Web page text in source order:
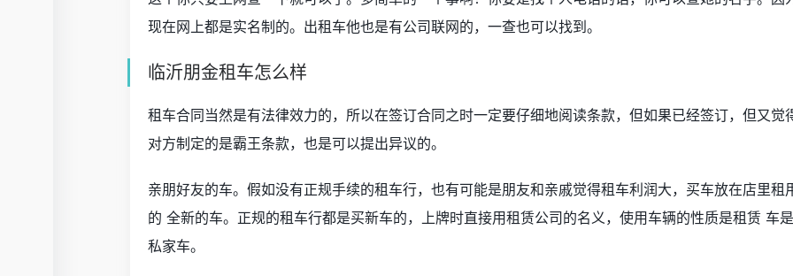
现在网上都是实名制的。出租车他也是有公司联网的，一查也可以找到。
临沂朋金租车怎么样
租车合同当然是有法律效力的，所以在签订合同之时一定要仔细地阅读条款，但如果已经签订，但又觉
对方制定的是霸王条款，也是可以提出异议的。
亲朋好友的车。假如没有正规手续的租车行，也有可能是朋友和亲戚觉得租车利润大，买车放在店里租
的 全新的车。正规的租车行都是买新车的，上牌时直接用租赁公司的名义，使用车辆的性质是租赁 车是
私家车。